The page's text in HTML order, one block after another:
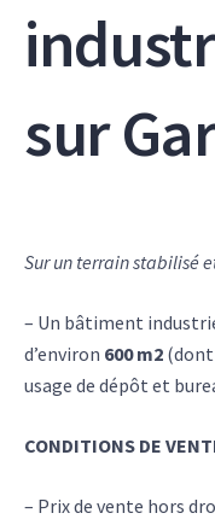
sur
Sur un terrain stabilisé
– Un bâtiment
d’environ 600 m2
usage de dépôt et
CONDITIONS DE
– Prix de vente hors